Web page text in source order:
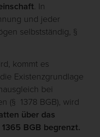
. In
und jeder
selbstständig, §
kommt es
Existenzgrundlage
bei
(§ 1378 BGB), wird
über das
BGB begrenzt.